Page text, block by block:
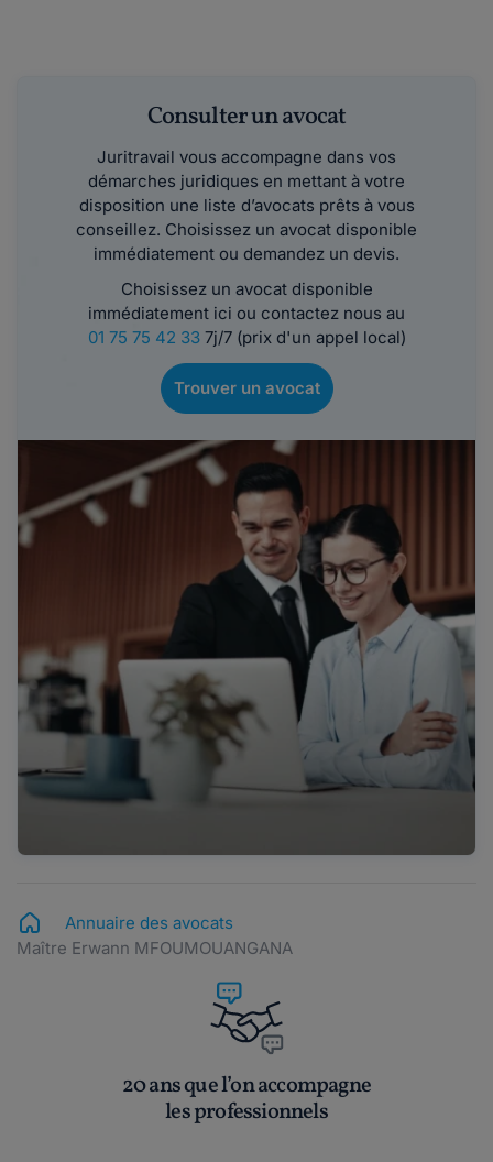
Consulter un avocat
Juritravail vous accompagne dans vos
démarches juridiques en mettant à votre
disposition une liste d’avocats prêts à vous
conseillez. Choisissez un avocat disponible
immédiatement ou demandez un devis.
Choisissez un avocat disponible
immédiatement ici ou contactez nous au
01 75 75 42 337j/7 (prix d'un appel local)
Trouver un avocat
Annuaire des avocats
Maître Erwann MFOUMOUANGANA
20 ans que l’on accompagne
les professionnels